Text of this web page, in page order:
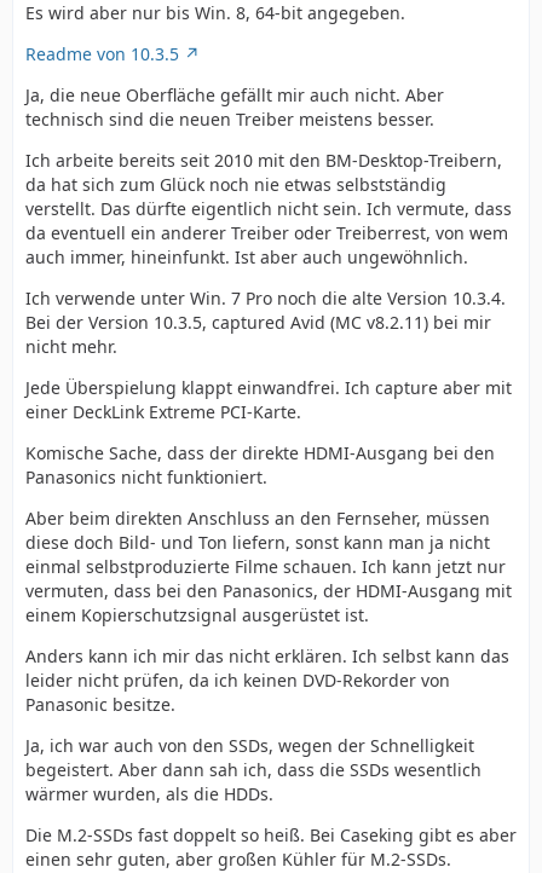
Es wird aber nur bis Win. 8, 64-bit angegeben.
Readme von 10.3.5
Ja, die neue Oberfläche gefällt mir auch nicht. Aber
technisch sind die neuen Treiber meistens besser.
Ich arbeite bereits seit 2010 mit den BM-Desktop-Treibern,
da hat sich zum Glück noch nie etwas selbstständig
verstellt. Das dürfte eigentlich nicht sein. Ich vermute, dass
da eventuell ein anderer Treiber oder Treiberrest, von wem
auch immer, hineinfunkt. Ist aber auch ungewöhnlich.
Ich verwende unter Win. 7 Pro noch die alte Version 10.3.4.
Bei der Version 10.3.5, captured Avid (MC v8.2.11) bei mir
nicht mehr.
Jede Überspielung klappt einwandfrei. Ich capture aber mit
einer DeckLink Extreme PCI-Karte.
Komische Sache, dass der direkte HDMI-Ausgang bei den
Panasonics nicht funktioniert.
Aber beim direkten Anschluss an den Fernseher, müssen
diese doch Bild- und Ton liefern, sonst kann man ja nicht
einmal selbstproduzierte Filme schauen. Ich kann jetzt nur
vermuten, dass bei den Panasonics, der HDMI-Ausgang mit
einem Kopierschutzsignal ausgerüstet ist.
Anders kann ich mir das nicht erklären. Ich selbst kann das
leider nicht prüfen, da ich keinen DVD-Rekorder von
Panasonic besitze.
Ja, ich war auch von den SSDs, wegen der Schnelligkeit
begeistert. Aber dann sah ich, dass die SSDs wesentlich
wärmer wurden, als die HDDs.
Die M.2-SSDs fast doppelt so heiß. Bei Caseking gibt es aber
einen sehr guten, aber großen Kühler für M.2-SSDs.